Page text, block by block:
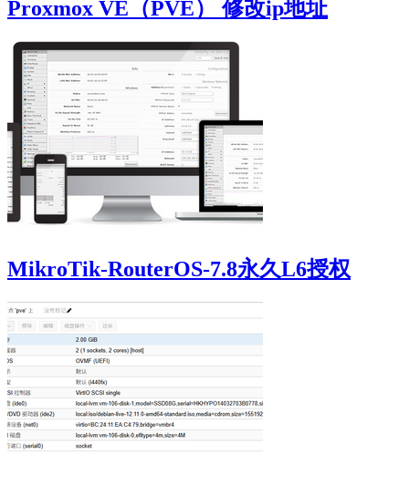
Proxmox VE（PVE） 修改ip地址
MikroTik-RouterOS-7.8永久L6授权